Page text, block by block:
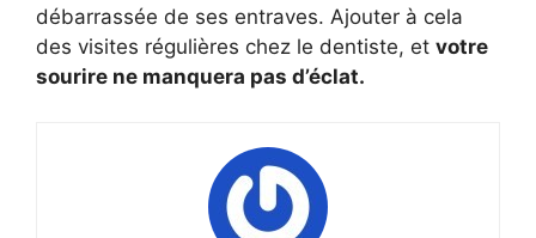
débarrassée de ses entraves. Ajouter à cela
des visites régulières chez le dentiste, et votre
sourire ne manquera pas d’éclat.